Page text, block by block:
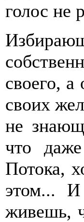
голос не
своего,
своих
не
что
Потока,
этом...
живешь,